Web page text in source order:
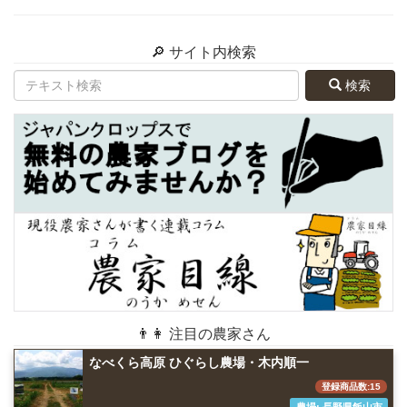
🔎 サイト内検索
検索
👨👩 注目の農家さん
なべくら高原 ひぐらし農場・木内順一
登録商品数:15